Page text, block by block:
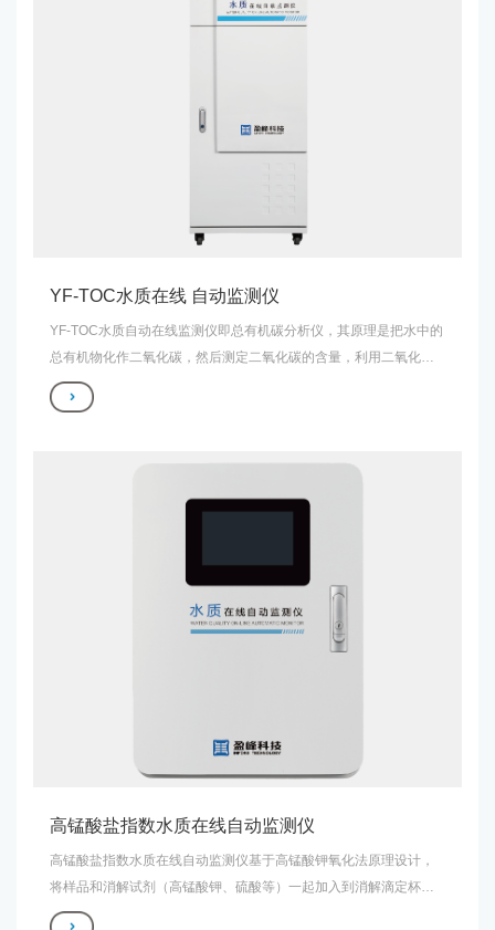
YF-TOC水质在线 自动监测仪
YF-TOC水质自动在线监测仪即总有机碳分析仪，其原理是把水中的
总有机物化作二氧化碳，然后测定二氧化碳的含量，利用二氧化碳
与总有机碳碳含量之间的对应关系，得出水中总有机碳的含量。 仪
表符合中华人民共和国国家标准的规定，运行稳定可靠、结构合
高锰酸盐指数水质在线自动监测仪
高锰酸盐指数水质在线自动监测仪基于高锰酸钾氧化法原理设计，
将样品和消解试剂（高锰酸钾、硫酸等）一起加入到消解滴定杯中
进行恒温油浴消解，将样品中某些有机物和无机可还原性物质部分